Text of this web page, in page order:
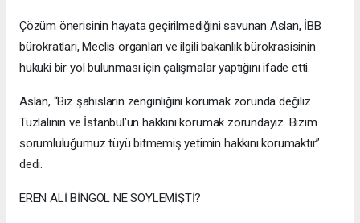
Çözüm önerisinin hayata geçirilmediğini savunan Aslan, İBB
bürokratları, Meclis organları ve ilgili bakanlık bürokrasisinin
hukuki bir yol bulunması için çalışmalar yaptığını ifade etti.
Aslan, “Biz şahısların zenginliğini korumak zorunda değiliz.
Tuzlalının ve İstanbul’un hakkını korumak zorundayız. Bizim
sorumluluğumuz tüyü bitmemiş yetimin hakkını korumaktır”
dedi.
EREN ALİ BİNGÖL NE SÖYLEMİŞTİ?